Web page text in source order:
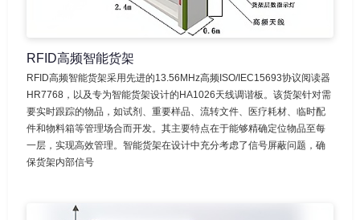
RFID高频智能货架
RFID高频智能货架采用先进的13.56MHz高频ISO/IEC15693协议阅读器
HR7768，以及专为智能货架设计的HA1026天线调谐板。该货架针对需
要实时跟踪的物品，如试剂、重要样品、流转文件、医疗耗材、临时配
件和物料箱等管理场合而开发。其主要特点在于能够精确定位物品至每
一层，实现高效管理。智能货架在设计中充分考虑了信号屏蔽问题，确
保货架内部信号